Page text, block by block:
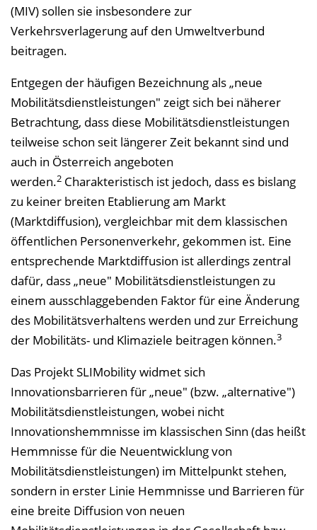
(MIV) sollen sie insbesondere zur
Verkehrsverlagerung auf den Umweltverbund
beitragen.
Entgegen der häufigen Bezeichnung als „neue
Mobilitätsdienstleistungen" zeigt sich bei näherer
Betrachtung, dass diese Mobilitätsdienstleistungen
teilweise schon seit längerer Zeit bekannt sind und
auch in Österreich angeboten
werden.2 Charakteristisch ist jedoch, dass es bislang
zu keiner breiten Etablierung am Markt
(Marktdiffusion), vergleichbar mit dem klassischen
öffentlichen Personenverkehr, gekommen ist. Eine
entsprechende Marktdiffusion ist allerdings zentral
dafür, dass „neue" Mobilitätsdienstleistungen zu
einem ausschlaggebenden Faktor für eine Änderung
des Mobilitätsverhaltens werden und zur Erreichung
der Mobilitäts- und Klimaziele beitragen können.3
Das Projekt SLIMobility widmet sich
Innovationsbarrieren für „neue" (bzw. „alternative")
Mobilitätsdienstleistungen, wobei nicht
Innovationshemmnisse im klassischen Sinn (das heißt
Hemmnisse für die Neuentwicklung von
Mobilitätsdienstleistungen) im Mittelpunkt stehen,
sondern in erster Linie Hemmnisse und Barrieren für
eine breite Diffusion von neuen